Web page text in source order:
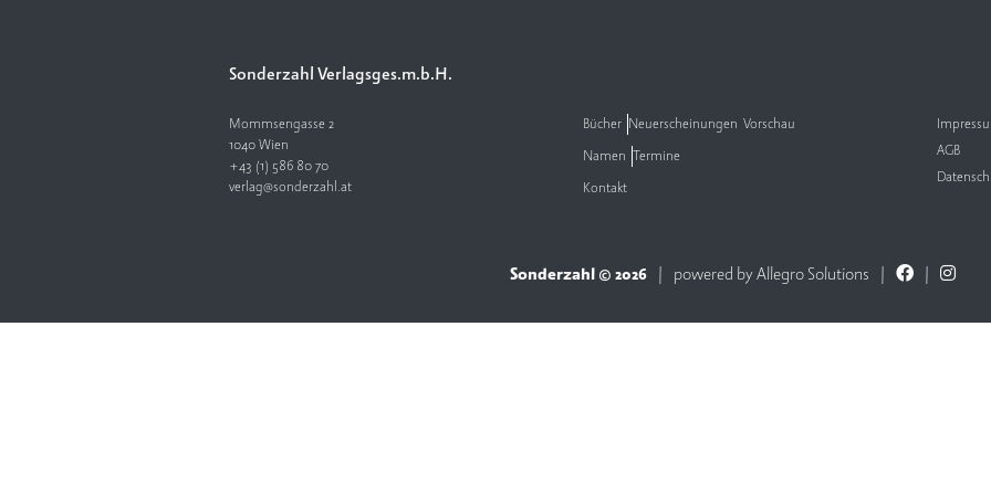
Sonderzahl Verlagsges.m.b.H.
Mommsengasse 2
1040 Wien
+43 (1) 586 80 70
verlag@sonderzahl.at
Bücher Neuerscheinungen Vorschau
Namen Termine
Kontakt
AGB
Sonderzahl © 2026 powered byAllegro Solutions